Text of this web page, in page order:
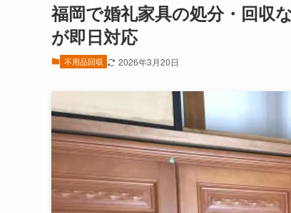
福岡で婚礼家具の処分・回収
が即日対応
不用品回収 2026年3月20日